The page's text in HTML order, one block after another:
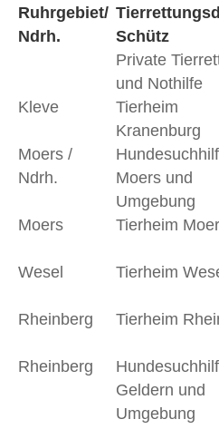
Ruhrgebiet/
Ndrh.
Schütz
Private
und Nothilfe
Kleve
Tierheim
Kranenburg
Moers /
Ndrh.
Moers und
Umgebung
Moers Tierheim
Wesel Tierheim
Rheinberg Tierheim
Rheinberg
Geldern und
Umgebung